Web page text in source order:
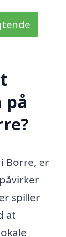
på
Borre, er
spiller
at